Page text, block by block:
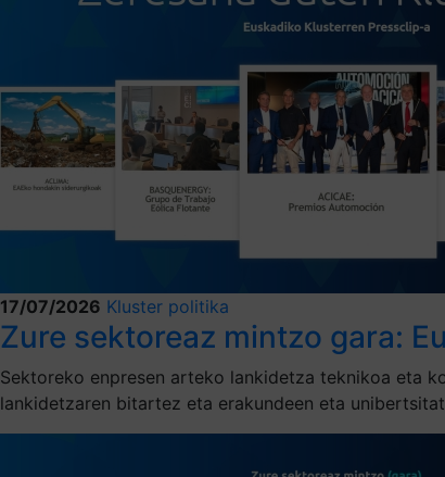
17/07/2026 Kluster politika
Zure sektoreaz mintzo gara:
Sektoreko enpresen arteko lankidetza teknikoa eta
lankidetzaren bitartez eta erakundeen eta